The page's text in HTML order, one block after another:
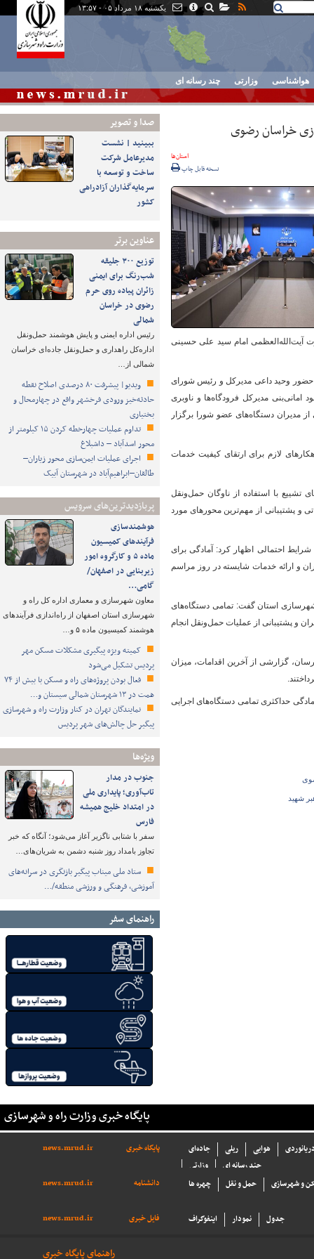
یکشنبه ۱۸ مرداد ۰۵ - ۱۳:۵۷
هواشناسی وزارتی چند رسانه ای
صدا و تصوير
ببینید | نشست
مدیرعامل شرکت
ساخت و توسعه با
سرمایه‌گذاران آزادراهی
کشور
عناوین برتر
توزیع ۳۰۰ جلیقه
شب‌رنگ برای ایمنی
زائران پیاده روی حرم
رضوی در خراسان
شمالی
رئیس اداره ایمنی و پایش هوشمند حمل‌ونقل
اداره‌کل راهداری و حمل‌ونقل جاده‌ای خراسان
شمالی از…
ویدیو| پیشرفت ۸۰ درصدی اصلاح نقطه
حادثه‌خیز ورودی فرخشهر واقع در چهارمحال و
بختیاری
تداوم عملیات چهارخطه کردن ۱۵ کیلومتر از
محور اسدآباد – داشبلاغ
اجرای عملیات ایمن‌سازی محور زیاران–
طالقان–ابراهیم‌آباد در شهرستان آبیک
پربازدیدترین‌های سرویس
هوشمندسازی
فرآیندهای کمیسیون
ماده ۵ و کارگروه امور
زیربنایی در اصفهان/
گامی…
معاون شهرسازی و معماری اداره کل راه و
شهرسازی استان اصفهان از راه‌اندازی فرآیندهای
هوشمند کمیسیون ماده ۵ و…
کمیته ویژه پیگیری مشکلات مسکن مهر
پردیس تشکیل می‌شود
فعال بودن پروژه‌های راه و مسکن با بیش از ۷۴
همت در ۱۳ شهرستان شمالی سیستان و…
نمایندگان تهران در کنار وزارت راه و شهرسازی
پیگیر حل چالش‌های شهر پردیس
ویژه‌ها
جنوب در مدار
تاب‌آوری؛ پایداری ملی
در امتداد خلیج همیشه
فارس
سفر با شتابی ناگزیر آغاز می‌شود؛ آنگاه که خبر
تجاوز بامداد روز شنبه دشمن به شریان‌های…
ستاد ملی میناب پیگیر بازنگری در سرانه‌های
آموزشی، فرهنگی و ورزشی منطقه/…
راهنمای سفر
خراسان رضوی
استان‌ها
نسخه قابل چاپ
آیت‌الله‌العظمی امام سید علی حسینی
حضور وحید داعی مدیرکل و رئیس شورای
مدیرکل فرودگاه‌ها و ناوبری
مدیران دستگاه‌های عضو شورا برگزار
لازم برای ارتقای کیفیت خدمات
تشییع با استفاده از ناوگان حمل‌ونقل
و پشتیبانی از مهم‌ترین محورهای مورد
احتمالی اظهار کرد: آمادگی برای
و ارائه خدمات شایسته در روز مراسم
استان گفت: تمامی دستگاه‌های
و پشتیبانی از عملیات حمل‌ونقل انجام
گزارشی از آخرین اقدامات، میزان
حداکثری تمامی دستگاه‌های اجرایی
شهید
پایگاه خبری وزارت راه و شهرسازی
پایگاه خبری news.mrud.ir جاده‌ای ریلی هوایی
وزارتی
چند رسانه ای
دانشنامه
news.mrud.ir چهره ها حمل و نقل و شهرسازی
فایل خبری news.mrud.ir اینفوگراف نمودار جدول
راهنمای پایگاه خبری